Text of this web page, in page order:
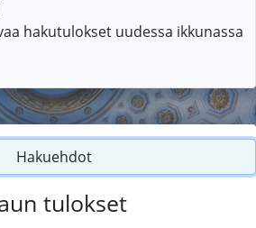
hakutulokset uudessa ikkunassa
Hakuehdot
tulokset